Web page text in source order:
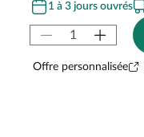
1 à 3 jours ouvrés
Offre personnalisée